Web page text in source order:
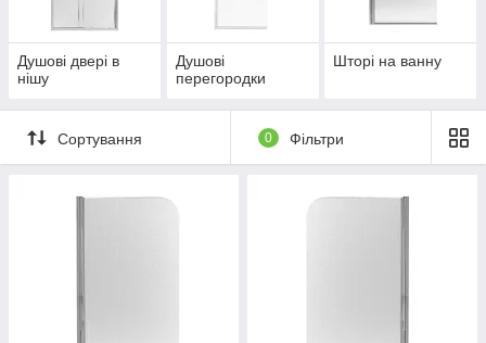
Душові двері в
нішу
Душові
перегородки
Шторі на ванну
Сортування 0 Фільтри